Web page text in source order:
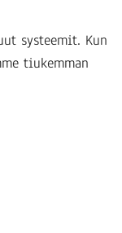
systeemit. Kun
tiukemman